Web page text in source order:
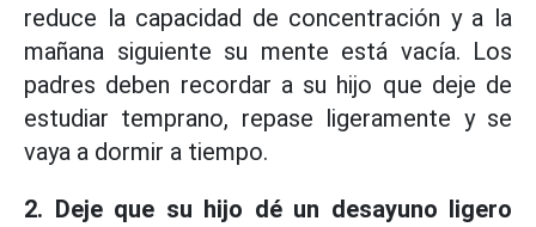
reduce la capacidad de concentración y a la
mañana siguiente su mente está vacía. Los
padres deben recordar a su hijo que deje de
estudiar temprano, repase ligeramente y se
vaya a dormir a tiempo.
2. Deje que su hijo dé un desayuno ligero